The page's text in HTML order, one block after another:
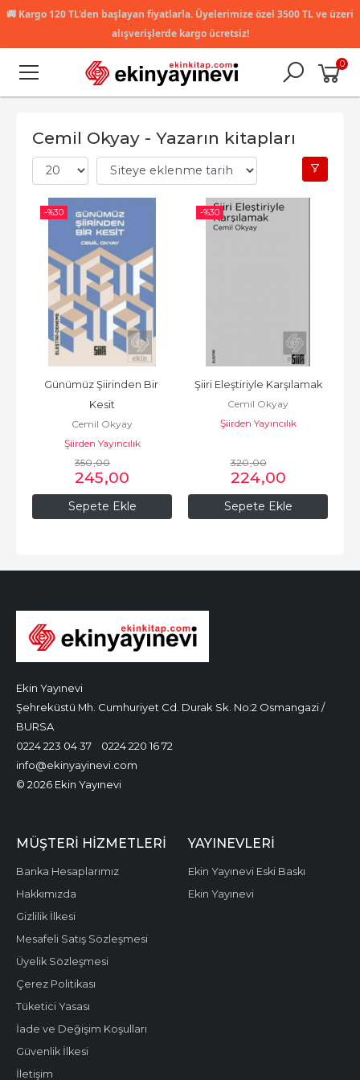
🚚 Kargo 120 TL'den başlayan fiyatlarla. Üyelerimize özel 3500 TL ve üzeri
alışverişlerde kargo ücretsiz!
0
Cemil Okyay - Yazarın kitapları
-%30
Sepete Ekle
Günümüz Şiirinden Bir
Kesit
Cemil Okyay
Şiirden Yayıncılık
350,00
245,00
-%30
Sepete Ekle
Şiiri Eleştiriyle Karşılamak
Cemil Okyay
Şiirden Yayıncılık
320,00
224,00
Ekin Yayınevi
Şehreküstü Mh. Cumhuriyet Cd. Durak Sk. No:2 Osmangazi /
BURSA
0224 223 04 37
0224 220 16 72
info@ekinyayinevi.com
© 2026 Ekin Yayınevi
MÜŞTERI HIZMETLERI
Banka Hesaplarımız
Hakkımızda
Gizlilik İlkesi
Mesafeli Satış Sözleşmesi
Üyelik Sözleşmesi
Çerez Politikası
Tüketici Yasası
İade ve Değişim Koşulları
Güvenlik İlkesi
İletişim
YAYINEVLERI
Ekin Yayınevi Eski Baskı
Ekin Yayınevi